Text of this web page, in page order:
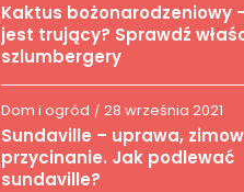
Kaktus bożonarodzeniowy
jest trujący? Sprawdź
szlumbergery
Dom i ogród / 28 września 2021
Sundaville – uprawa,
przycinanie. Jak podlewać
sundaville?